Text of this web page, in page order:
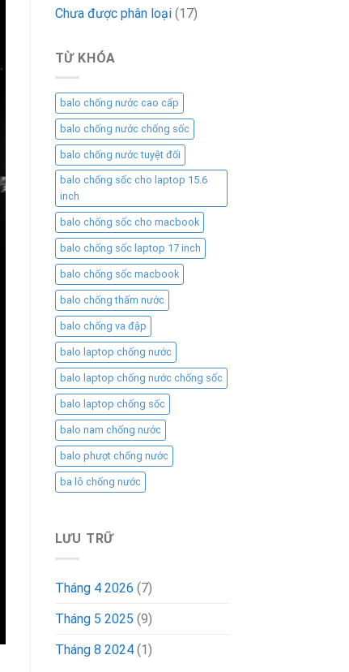
Chưa được phân loại(17)
TỪ KHÓA
balo chống nước cao cấp
balo chống nước chống sốc
balo chống nước tuyệt đối
balo chống sốc cho laptop 15.6
inch
balo chống sốc cho macbook
balo chống sốc laptop 17 inch
balo chống sốc macbook
balo chống thấm nước
balo chống va đập
balo laptop chống nước
balo laptop chống nước chống sốc
balo laptop chống sốc
balo nam chống nước
balo phượt chống nước
ba lô chống nước
LƯU TRỮ
Tháng 4 2026 (7)
Tháng 5 2025 (9)
Tháng 8 2024(1)